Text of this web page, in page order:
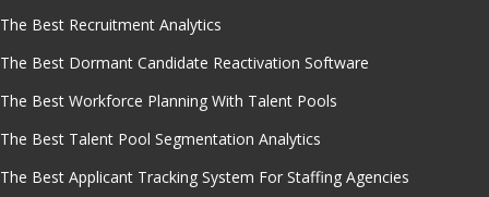
The Best Recruitment Analytics
The Best Dormant Candidate Reactivation Software
The Best Workforce Planning With Talent Pools
The Best Talent Pool Segmentation Analytics
The Best Applicant Tracking System For Staffing Agencies